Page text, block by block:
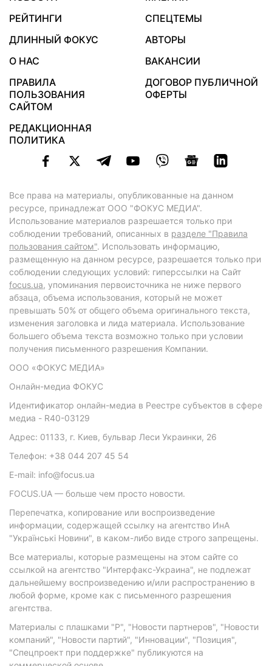
РЕЙТИНГИ
СПЕЦТЕМЫ
ДЛИННЫЙ ФОКУС
АВТОРЫ
О НАС
ВАКАНСИИ
ПРАВИЛА
ПОЛЬЗОВАНИЯ
САЙТОМ
ДОГОВОР ПУБЛИЧНОЙ
ОФЕРТЫ
РЕДАКЦИОННАЯ
ПОЛИТИКА
Все права на материалы, опубликованные на данном
ресурсе, принадлежат ООО "ФОКУС МЕДИА".
Использование материалов разрешается только при
соблюдении требований, описанных в разделе "Правила
пользования сайтом". Использовать информацию,
размещенную на данном ресурсе, разрешается только при
соблюдении следующих условий: гиперссылки на Сайт
focus.ua, упоминания первоисточника не ниже первого
абзаца, объема использования, который не может
превышать 50% от общего объема оригинального текста,
изменения заголовка и лида материала. Использование
большего объема текста возможно только при условии
получения письменного разрешения Компании.
ООО «ФОКУС МЕДИА»
Онлайн-медиа ФОКУС
Идентификатор онлайн-медиа в Реестре субъектов в сфере
медиа - R40-03129
Адрес: 01133, г. Киев, бульвар Леси Украинки, 26
Телефон: +38 044 207 45 54
E-mail: info@focus.ua
FOCUS.UA — больше чем просто новости.
Перепечатка, копирование или воспроизведение
информации, содержащей ссылку на агентство ИнА
"Українські Новини", в каком-либо виде строго запрещены.
Все материалы, которые размещены на этом сайте со
ссылкой на агентство "Интерфакс-Украина", не подлежат
дальнейшему воспроизведению и/или распространению в
любой форме, кроме как с письменного разрешения
агентства.
Материалы с плашками "Р", "Новости партнеров", "Новости
компаний", "Новости партий", "Инновации", "Позиция",
"Спецпроект при поддержке" публикуются на